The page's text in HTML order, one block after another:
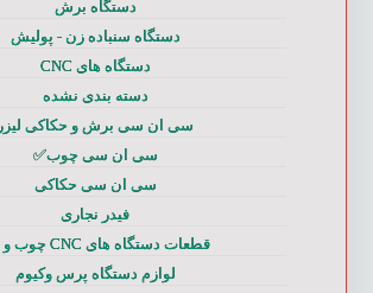
دستگاه برش
دستگاه سنباده زن - پولیش
دستگاه های CNC
دسته بندی نشده
سی ان سی برش و حکاکی لیزر
سی ان سی چوب✅
سی ان سی حکاکی
فیدر نجاری
قطعات دستگاه های CNC چوب و فلز
لوازم دستگاه پرس وکیوم